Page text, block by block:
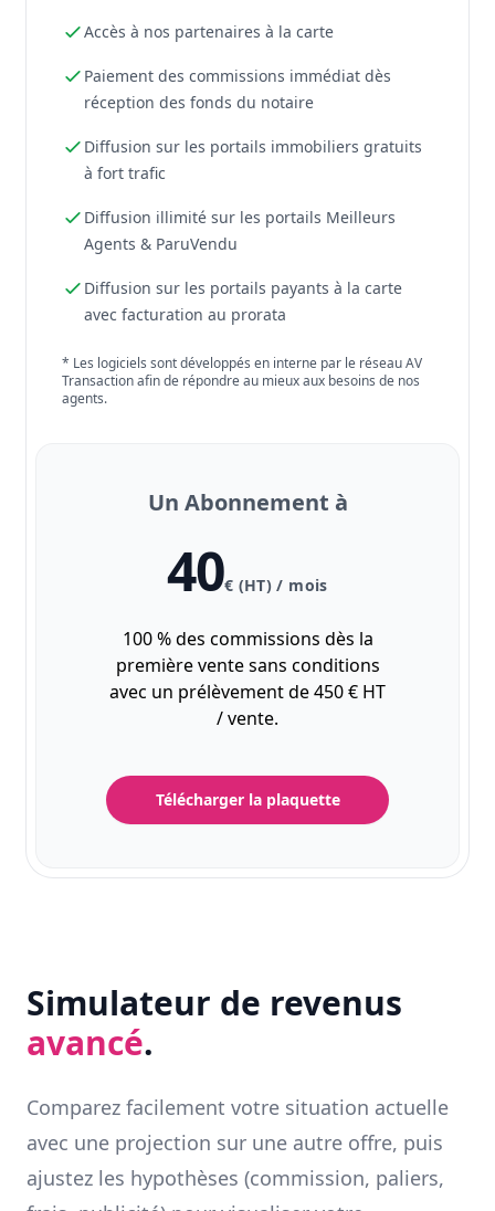
Accès à nos partenaires à la carte
Paiement des commissions immédiat dès
réception des fonds du notaire
Diffusion sur les portails immobiliers gratuits
à fort trafic
Diffusion illimité sur les portails Meilleurs
Agents & ParuVendu
Diffusion sur les portails payants à la carte
avec facturation au prorata
* Les logiciels sont développés en interne par le réseau AV
Transaction afin de répondre au mieux aux besoins de nos
agents.
Un Abonnement à
40€ (HT) / mois
100 % des commissions dès la
première vente sans conditions
avec un prélèvement de 450 € HT
/ vente.
Télécharger la plaquette
Simulateur de revenus
avancé.
Comparez facilement votre situation actuelle
avec une projection sur une autre offre, puis
ajustez les hypothèses (commission, paliers,